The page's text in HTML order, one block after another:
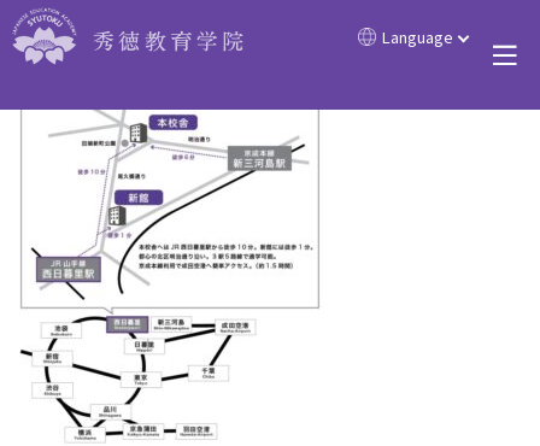
Language
学校地図
秀徳教育学院 | 東京都内、西日暮里駅から徒歩1分の日本語学校
学校地
図